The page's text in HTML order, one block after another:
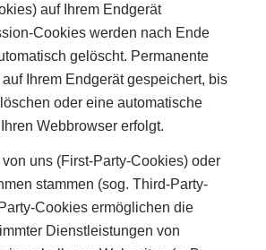
auf Ihrem Endgerät
Cookies werden nach Ende
gelöscht. Permanente
Ihrem Endgerät gespeichert, bis
oder eine automatische
Webbrowser erfolgt.
uns (First-Party-Cookies) oder
stammen (sog. Third-Party-
Cookies ermöglichen die
Dienstleistungen von